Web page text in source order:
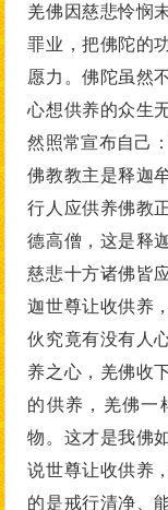
羌佛因慈悲怜悯
罪业，把佛陀的
愿力。佛陀虽然
心想供养的众生
然照常宣布自己
佛教教主是释迦
行人应供养佛教
德高僧，这是释
慈悲十方诸佛皆
迦世尊让收供养
伙究竟有没有人
养之心，羌佛收
的供养，羌佛一
物。这才是我佛
说世尊让收供养
的是戒行清净、